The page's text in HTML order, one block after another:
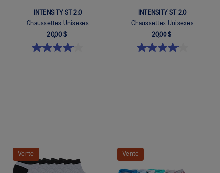
INTENSITY ST 2.0
Chaussettes Unisexes
20,00 $
INTENSITY ST 2.0
Chaussettes Unisexes
20,00 $
Vente
Vente